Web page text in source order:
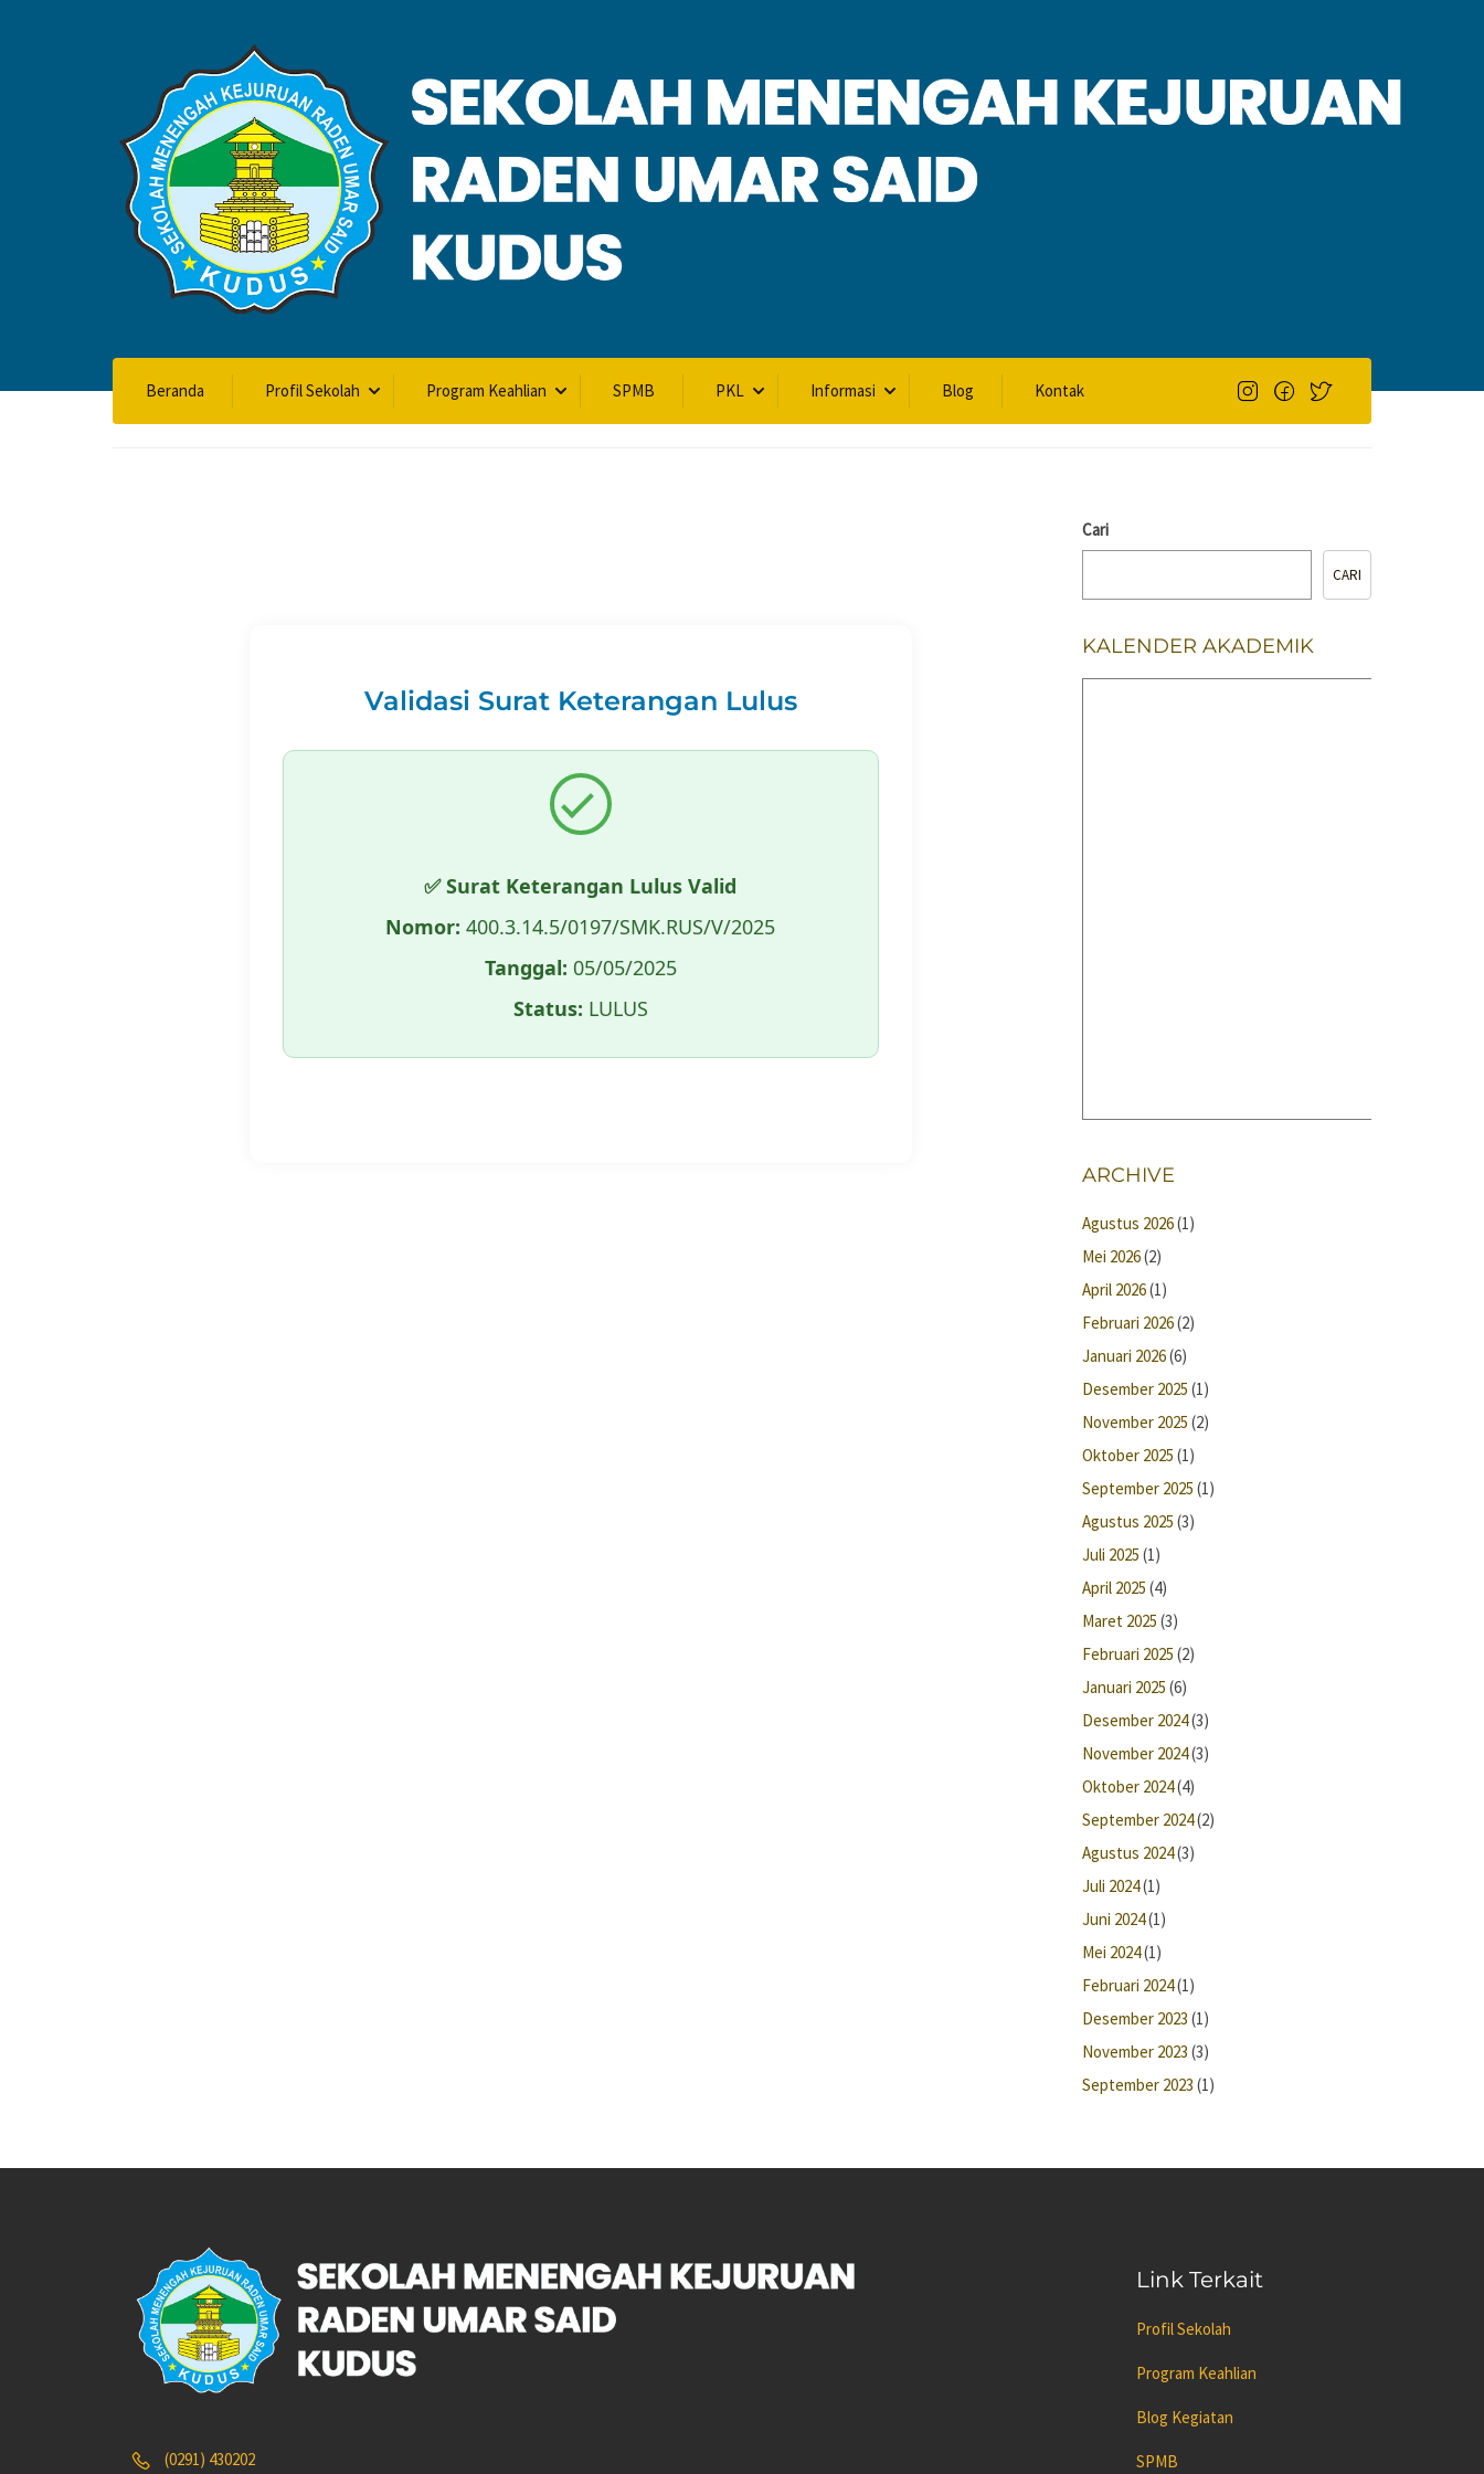
Beranda Profil Sekolah Program Keahlian SPMB PKL Informasi Blog Kontak
VALIDASI SKL
Home
Validasi Surat Keterangan Lulus
✅ Surat Keterangan Lulus Valid
Nomor: 400.3.14.5/0197/SMK.RUS/V/2025
Tanggal: 05/05/2025
Status: LULUS
Cari
CARI
KALENDER AKADEMIK
ARCHIVE
Agustus 2026(1)
Mei 2026(2)
April 2026(1)
Februari 2026(2)
Januari 2026(6)
Desember 2025 (1)
November 2025 (2)
Oktober 2025 (1)
September 2025 (1)
Agustus 2025 (3)
Juli 2025 (1)
April 2025 (4)
Maret 2025 (3)
Februari 2025 (2)
Januari 2025 (6)
Desember 2024(3)
November 2024(3)
Oktober 2024(4)
September 2024(2)
Agustus 2024(3)
Juli 2024(1)
Juni 2024(1)
Mei 2024(1)
Februari 2024(1)
Desember 2023 (1)
November 2023 (3)
September 2023 (1)
(0291) 430202
Link Terkait
Profil Sekolah
Program Keahlian
Blog Kegiatan
SPMB